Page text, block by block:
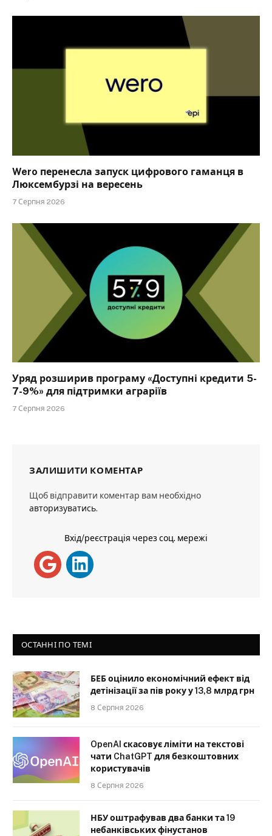
Wero перенесла запуск цифрового гаманця в
Люксембурзі на вересень
7 Серпня 2026
Уряд розширив програму «Доступні кредити 5-
7-9%» для підтримки аграріїв
7 Серпня 2026
ЗАЛИШИТИ КОМЕНТАР
Щоб відправити коментар вам необхідно
авторизуватись.
Вхід/реєстрація через соц. мережі
ОСТАННІ ПО ТЕМІ
БЕБ оцінило економічний ефект від
детінізації за пів року у 13,8 млрд грн
8 Серпня 2026
OpenAI скасовує ліміти на текстові
чати ChatGPT для безкоштовних
користувачів
8 Серпня 2026
НБУ оштрафував два банки та 19
небанківських фінустанов